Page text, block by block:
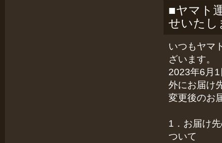
■ヤマト
せいたし
いつもヤマ
ざいます。
2023年6月
外にお届け
変更後のお
1．お届け
ついて